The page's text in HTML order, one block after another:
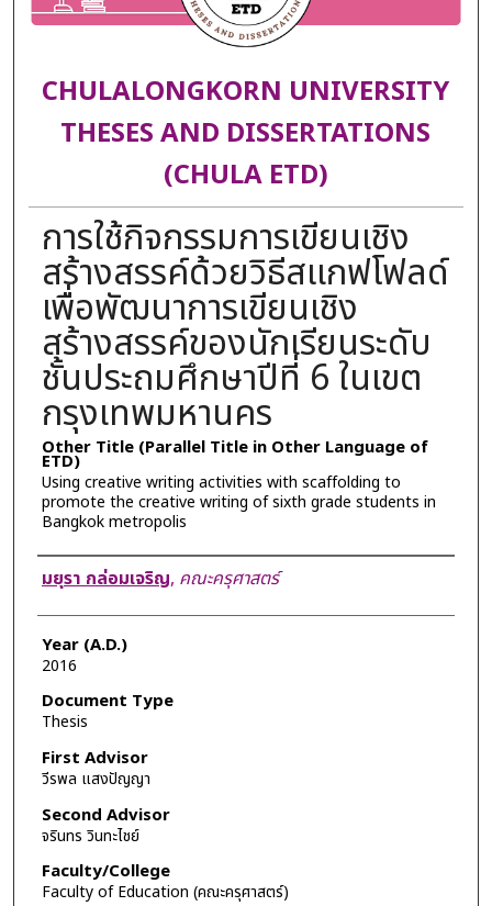
CHULALONGKORN UNIVERSITY
THESES AND DISSERTATIONS
(CHULA ETD)
การใช้กิจกรรมการเขียนเชิง
สร้างสรรค์ด้วยวิธีสแกฟโฟลด์
เพื่อพัฒนาการเขียนเชิง
สร้างสรรค์ของนักเรียนระดับ
ชั้นประถมศึกษาปีที่ 6 ในเขต
กรุงเทพมหานคร
Other Title (Parallel Title in Other Language of
ETD)
Using creative writing activities with scaffolding to
promote the creative writing of sixth grade students in
Bangkok metropolis
Author
มยุรา กล่อมเจริญ, คณะครุศาสตร์
Year (A.D.)
2016
Document Type
Thesis
First Advisor
วีรพล แสงปัญญา
Second Advisor
จรินทร วินทะไชย์
Faculty/College
Faculty of Education (คณะครุศาสตร์)